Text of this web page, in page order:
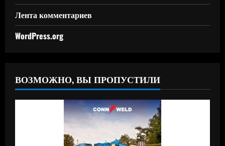
Лента комментариев
WordPress.org
ВОЗМОЖНО, ВЫ ПРОПУСТИЛИ